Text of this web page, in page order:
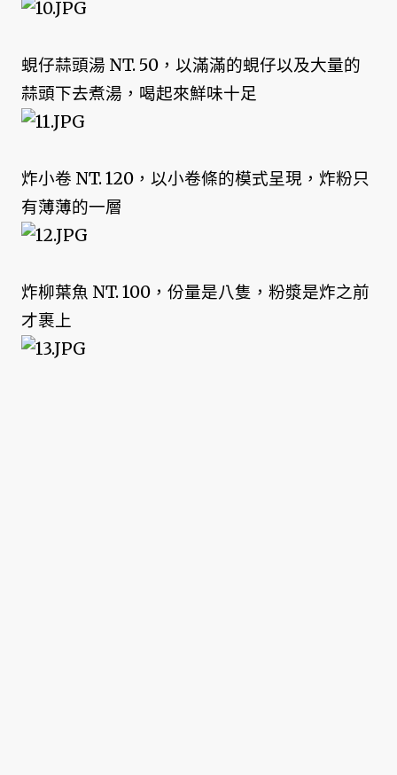
蜆仔蒜頭湯 NT. 50，以滿滿的蜆仔以及大量的
蒜頭下去煮湯，喝起來鮮味十足
炸小卷 NT. 120，以小卷條的模式呈現，炸粉只
有薄薄的一層
炸柳葉魚 NT. 100，份量是八隻，粉漿是炸之前
才裹上